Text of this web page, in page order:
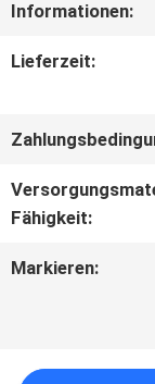
KONTAKT
MIT
BITTE
Informationen:
Lieferzeit:
Fähigkeit:
Markieren: